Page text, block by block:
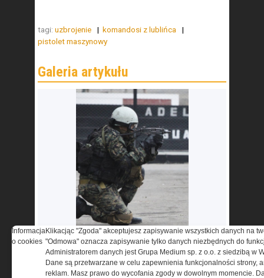
tagi: uzbrojenie
komandosi z lublińca
pistolet maszynowy
Informacja
o cookies
Klikacjąc "Zgoda" akceptujesz zapisywanie wszystkich danych na
"Odmowa" oznacza zapisywanie tylko danych niezbędnych do
Administratorem danych jest Grupa Medium sp. z o.o. z siedzibą w
Dane są przetwarzane w celu zapewnienia funkcjonalności strony,
reklam. Masz prawo do wycofania zgody w dowolnym momencie.